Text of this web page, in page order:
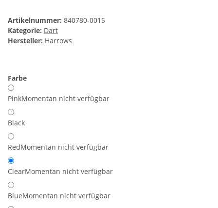
Artikelnummer: 840780-0015
Kategorie: Dart
Hersteller: Harrows
Farbe
PinkMomentan nicht verfügbar
Black
RedMomentan nicht verfügbar
ClearMomentan nicht verfügbar
BlueMomentan nicht verfügbar